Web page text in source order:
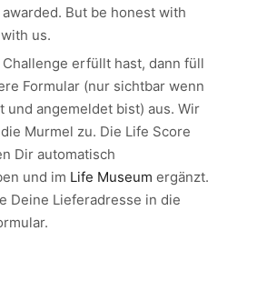
But be honest with
us.
Challenge erfüllt hast, dann füll
Formular (nur sichtbar wenn
und angemeldet bist) aus. Wir
Murmel zu. Die Life Score
Dir automatisch
und im Life Museum ergänzt.
Deine Lieferadresse in die